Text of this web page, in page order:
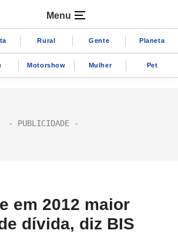
Menu
Rural Gente Planeta
Motorshow Mulher Pet
em 2012 maior
dívida, diz BIS